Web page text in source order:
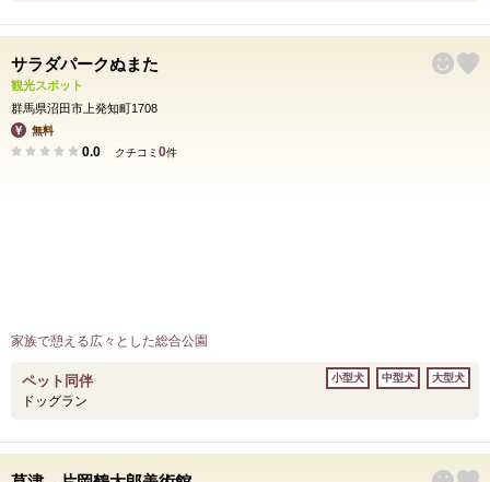
サラダパークぬまた
観光スポット
群馬県沼田市上発知町1708
無料
0.0 クチコミ 0件
家族で憩える広々とした総合公園
ペット同伴
ドッグラン
小型犬 中型犬 大型犬